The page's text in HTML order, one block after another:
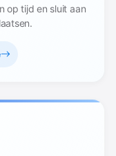
op tijd en sluit aan